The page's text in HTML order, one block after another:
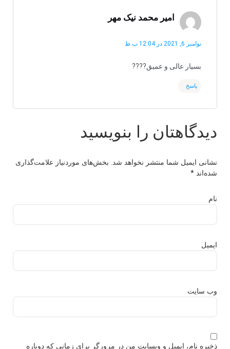
امیر محمد نیک مهر
نوامبر 6, 2021 در 12:04 ب.ظ
بسیار عالی و عمیق????
پاسخ
دیدگاهتان را بنویسید
نشانی ایمیل شما منتشر نخواهد شد. بخش‌های موردنیاز علامت‌گذاری
شده‌اند *
نام
ایمیل
وب‌ سایت
ذخیره نام، ایمیل و وبسایت من در مرورگر برای زمانی که دوباره